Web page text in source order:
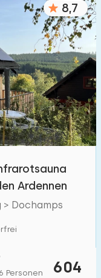
8,7
Ardennen
> Dochamps
604
Personen